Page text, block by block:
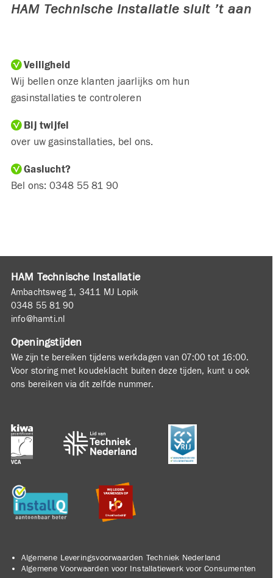
Veiligheid
Wij bellen onze klanten jaarlijks om hun
gasinstallaties te controleren
Bij twijfel
over uw gasinstallaties, bel ons.
Gaslucht?
Bel ons: 0348 55 81 90
HAM Technische Installatie sluit ’t aan
HAM Technische Installatie
Ambachtsweg 1, 3411 MJ Lopik
0348 55 81 90
info@hamti.nl
Openingstijden
We zijn te bereiken tijdens werkdagen van 07:00 tot 16:00.
Voor storing met koudeklacht buiten deze tijden, kunt u ook
ons bereiken via dit zelfde nummer.
Algemene Leveringsvoorwaarden Techniek Nederland
Algemene Voorwaarden voor Installatiewerk voor Consumenten